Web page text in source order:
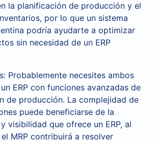
la planificación de producción y el
por lo que un sistema
podría ayudarte a optimizar
sin necesidad de un ERP
Probablemente necesites ambos
ERP con funciones avanzadas de
de producción. La complejidad de
puede beneficiarse de la
visibilidad que ofrece un ERP, al
MRP contribuirá a resolver